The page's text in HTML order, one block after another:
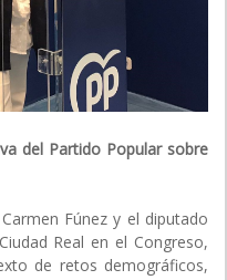
del Partido Popular sobre
Fúnez y el diputado
Real en el Congreso,
de retos demográficos,